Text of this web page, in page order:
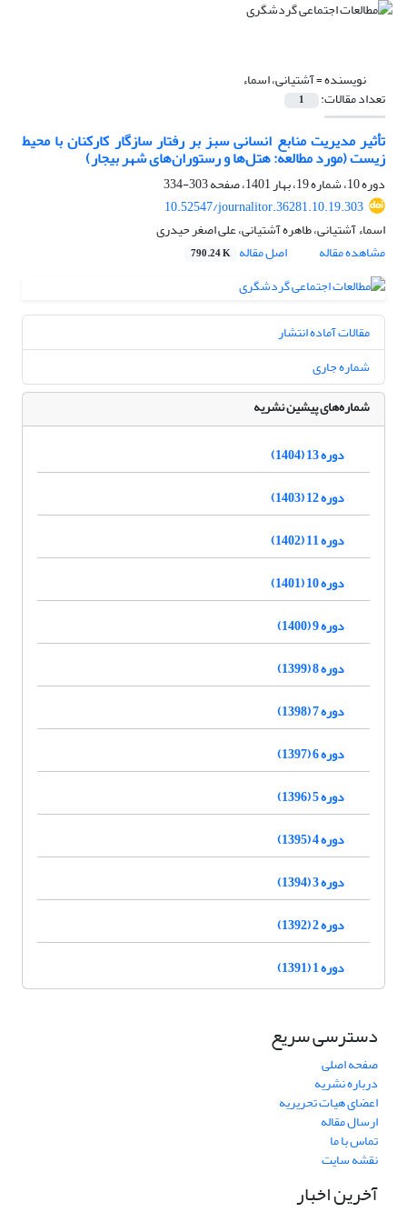
نویسنده =آشتیانی، اسماء
تعداد مقالات: 1
تأثیر مدیریت منابع انسانی سبز بر رفتار سازگار کارکنان با محیط‌
زیست (مورد مطالعه: هتل‌ها و رستوران‌های شهر بیجار)
دوره 10، شماره 19، بهار 1401، صفحه
303-334
10.52547/journalitor.36281.10.19.303
اسماء آشتیانی، طاهره آشتیانی، علی اصغر حیدری
مشاهده مقاله
اصل مقاله 790.24 K
مقالات آماده انتشار
شماره جاری
شماره‌های پیشین نشریه
دوره 13 (1404)
دوره 12 (1403)
دوره 11 (1402)
دوره 10 (1401)
دوره 9 (1400)
دوره 8 (1399)
دوره 7 (1398)
دوره 6 (1397)
دوره 5 (1396)
دوره 4 (1395)
دوره 3 (1394)
دوره 2 (1392)
دوره 1 (1391)
دسترسی سریع
صفحه اصلی
درباره نشریه
اعضای هیات تحریریه
ارسال مقاله
تماس با ما
نقشه سایت
آخرین اخبار